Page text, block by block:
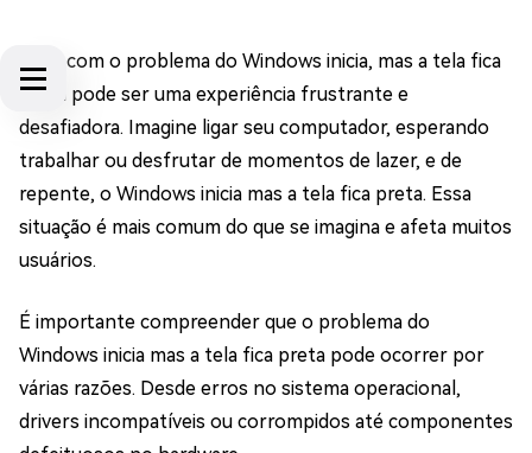
Lidar com o problema do Windows inicia, mas a tela fica
preta pode ser uma experiência frustrante e
desafiadora. Imagine ligar seu computador, esperando
trabalhar ou desfrutar de momentos de lazer, e de
repente, o Windows inicia mas a tela fica preta. Essa
situação é mais comum do que se imagina e afeta muitos
usuários.
É importante compreender que o problema do
Windows inicia mas a tela fica preta pode ocorrer por
várias razões. Desde erros no sistema operacional,
drivers incompatíveis ou corrompidos até componentes